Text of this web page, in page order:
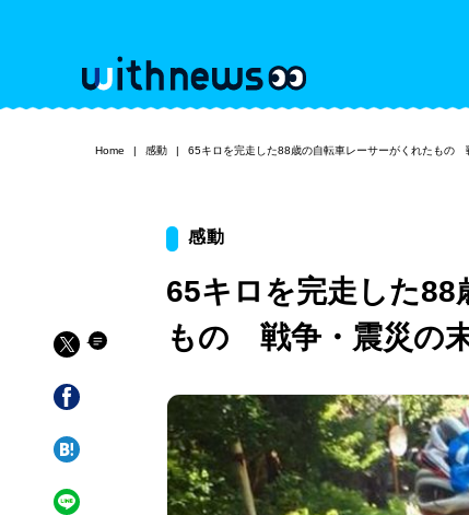
Home 感動 65キロを完走した88歳の自転車レーサーがくれたもの
感動
65キロを完走した88
もの 戦争・震災の